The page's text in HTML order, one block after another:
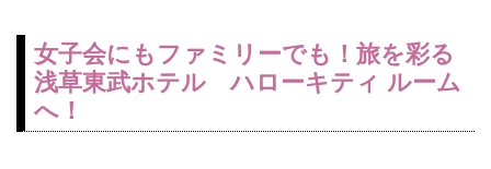
女子会にもファミリーでも！旅を彩る
浅草東武ホテル ハローキティ ルーム
へ！